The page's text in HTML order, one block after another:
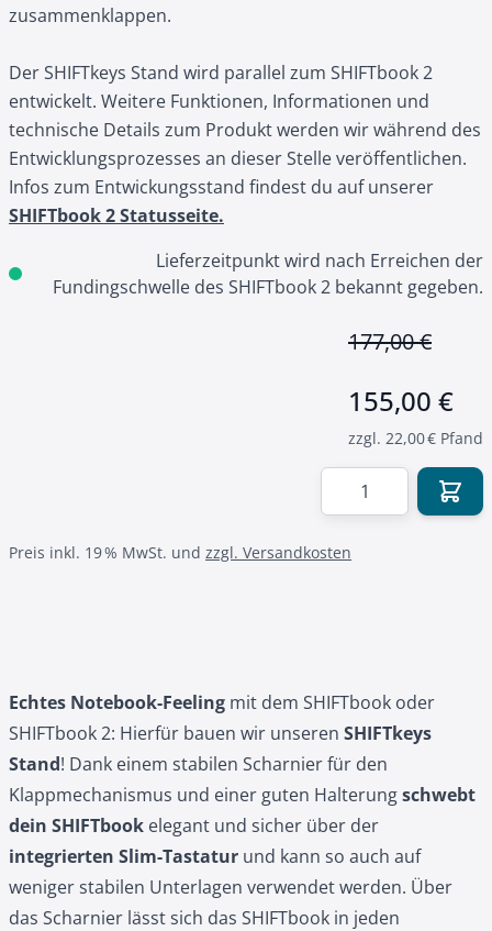
zusammenklappen.
Der SHIFTkeys Stand wird parallel zum SHIFTbook 2
entwickelt. Weitere Funktionen, Informationen und
technische Details zum Produkt werden wir während des
Entwicklungsprozesses an dieser Stelle veröffentlichen.
Infos zum Entwickungsstand findest du auf unserer
SHIFTbook 2 Statusseite.
Lieferzeitpunkt wird nach Erreichen der
Fundingschwelle des SHIFTbook 2 bekannt gegeben.
177,00 €
155,00 €
zzgl. 22,00 € Pfand
Menge
Preis inkl. 19 % MwSt. und zzgl. Versandkosten
Echtes Notebook-Feeling mit dem SHIFTbook oder
SHIFTbook 2: Hierfür bauen wir unseren SHIFTkeys
Stand! Dank einem stabilen Scharnier für den
Klappmechanismus und einer guten Halterungschwebt
dein SHIFTbook elegant und sicher über der
integrierten Slim-Tastatur und kann so auch auf
weniger stabilen Unterlagen verwendet werden. Über
das Scharnier lässt sich das SHIFTbook in jeden